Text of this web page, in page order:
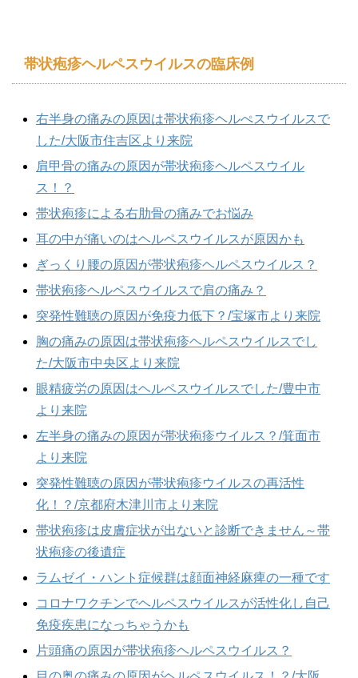
帯状疱疹ヘルペスウイルスの臨床例
右半身の痛みの原因は帯状疱疹ヘルぺスウイルスで
した/大阪市住吉区より来院
肩甲骨の痛みの原因が帯状疱疹ヘルペスウイル
ス！？
帯状疱疹による右肋骨の痛みでお悩み
耳の中が痛いのはヘルペスウイルスが原因かも
ぎっくり腰の原因が帯状疱疹ヘルペスウイルス？
帯状疱疹ヘルペスウイルスで肩の痛み？
突発性難聴の原因が免疫力低下？/宝塚市より来院
胸の痛みの原因は帯状疱疹ヘルペスウイルスでし
た/大阪市中央区より来院
眼精疲労の原因はヘルペスウイルスでした/豊中市
より来院
左半身の痛みの原因が帯状疱疹ウイルス？/箕面市
より来院
突発性難聴の原因が帯状疱疹ウイルスの再活性
化！？/京都府木津川市より来院
帯状疱疹は皮膚症状が出ないと診断できません～帯
状疱疹の後遺症
ラムゼイ・ハント症候群は顔面神経麻痺の一種です
コロナワクチンでヘルペスウイルスが活性化し自己
免疫疾患になっちゃうかも
片頭痛の原因が帯状疱疹ヘルペスウイルス？